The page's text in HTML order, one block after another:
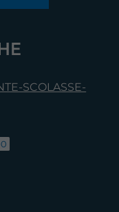
SCOLASSE-